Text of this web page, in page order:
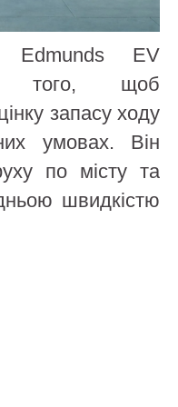
Edmunds EV
того, щоб
запасу ходу
умовах. Він
по місту та
швидкістю